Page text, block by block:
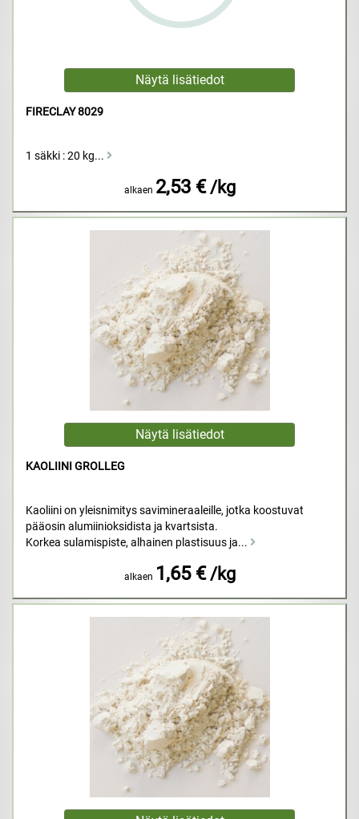
FIRECLAY 8029
1 säkki : 20 kg...
alkaen 2,53 € /kg
KAOLIINI GROLLEG
Kaoliini on yleisnimitys savimineraaleille, jotka koostuvat
pääosin alumiinioksidista ja kvartsista.
Korkea sulamispiste, alhainen plastisuus ja...
alkaen 1,65 € /kg